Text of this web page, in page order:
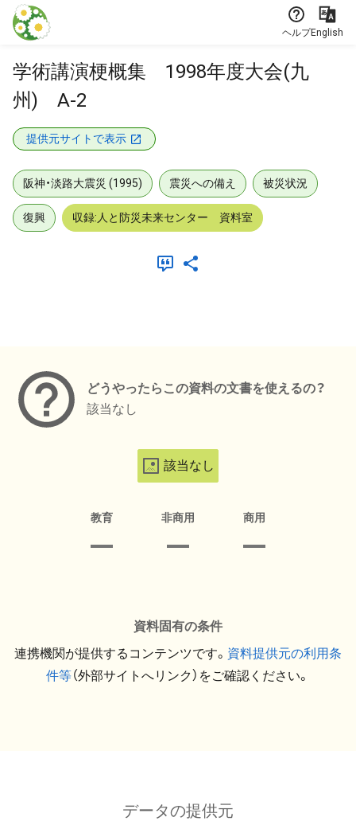
本文に飛ぶ
ヘルプEnglish
学術講演梗概集 1998年度大会(九
州) A-2
提供元サイトで表示
阪神・淡路大震災 (1995) 震災への備え 被災状況
復興 収録:人と防災未来センター 資料室
どうやったらこの資料の文書を使えるの？
該当なし
該当なし
教育 非商用 商用
資料固有の条件
連携機関が提供するコンテンツです。 資料提供元の利用条
件等（外部サイトへリンク）をご確認ください。
データの提供元